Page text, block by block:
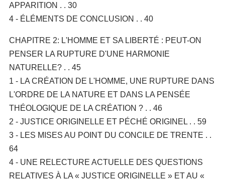
APPARITION . . 30
4 - ÉLÉMENTS DE CONCLUSION . . 40
CHAPITRE 2: L'HOMME ET SA LIBERTÉ : PEUT-ON
PENSER LA RUPTURE D'UNE HARMONIE
NATURELLE? . . 45
1 - LA CRÉATION DE L'HOMME, UNE RUPTURE DANS
L'ORDRE DE LA NATURE ET DANS LA PENSÉE
THÉOLOGIQUE DE LA CRÉATION ? . . 46
2 - JUSTICE ORIGINELLE ET PÉCHÉ ORIGINEL . . 59
3 - LES MISES AU POINT DU CONCILE DE TRENTE . .
64
4 - UNE RELECTURE ACTUELLE DES QUESTIONS
RELATIVES À LA « JUSTICE ORIGINELLE » ET AU «